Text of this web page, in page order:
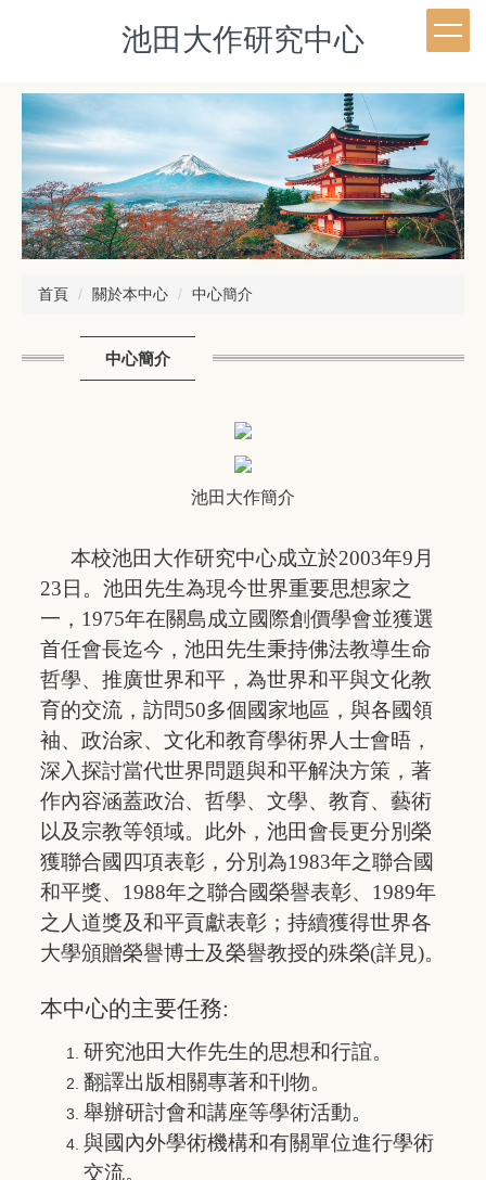
內
容
區
池田大作研究中心
首頁 關於本中心 中心簡介
中心簡介
池田大作簡介
本校池田大作研究中心成立於2003年9月
23日。池田先生為現今世界重要思想家之
一，1975年在關島成立國際創價學會並獲選
首任會長迄今，池田先生秉持佛法教導生命
哲學、推廣世界和平，為世界和平與文化教
育的交流，訪問50多個國家地區，與各國領
袖、政治家、文化和教育學術界人士會晤，
深入探討當代世界問題與和平解決方策，著
作內容涵蓋政治、哲學、文學、教育、藝術
以及宗教等領域。此外，池田會長更分別榮
獲聯合國四項表彰，分別為1983年之聯合國
和平獎、1988年之聯合國榮譽表彰、1989年
之人道獎及和平貢獻表彰；持續獲得世界各
大學頒贈榮譽博士及榮譽教授的殊榮(詳見)。
本中心的主要任務:
研究池田大作先生的思想和行誼。
翻譯出版相關專著和刊物。
舉辦研討會和講座等學術活動。
與國內外學術機構和有關單位進行學術
交流。